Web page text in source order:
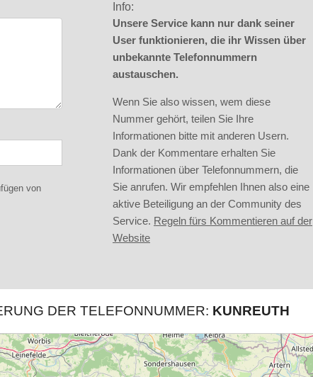
von
Info:
Unsere Service kann nur dank seiner
User funktionieren, die ihr Wissen über
unbekannte Telefonnummern
austauschen.
Wenn Sie also wissen, wem diese
Nummer gehört, teilen Sie Ihre
Informationen bitte mit anderen Usern.
Dank der Kommentare erhalten Sie
Informationen über Telefonnummern, die
Sie anrufen. Wir empfehlen Ihnen also eine
aktive Beteiligung an der Community des
Service. Regeln fürs Kommentieren auf der
Website
DER TELEFONNUMMER: KUNREUTH